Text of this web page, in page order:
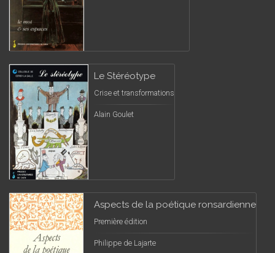
Le Stéréotype
Crise et transformations
Alain Goulet
Aspects de la poétique ronsardienne
Première édition
Philippe de Lajarte